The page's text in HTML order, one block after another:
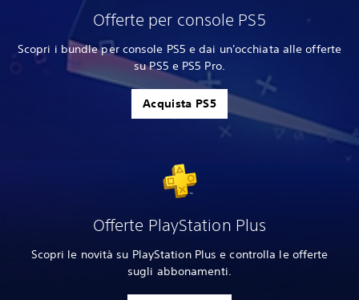
Offerte per console PS5
Scopri i bundle per console PS5 e dai un'occhiata alle offerte
su PS5 e PS5 Pro.
Acquista PS5
Offerte PlayStation Plus
Scopri le novità su PlayStation Plus e controlla le offerte
sugli abbonamenti.